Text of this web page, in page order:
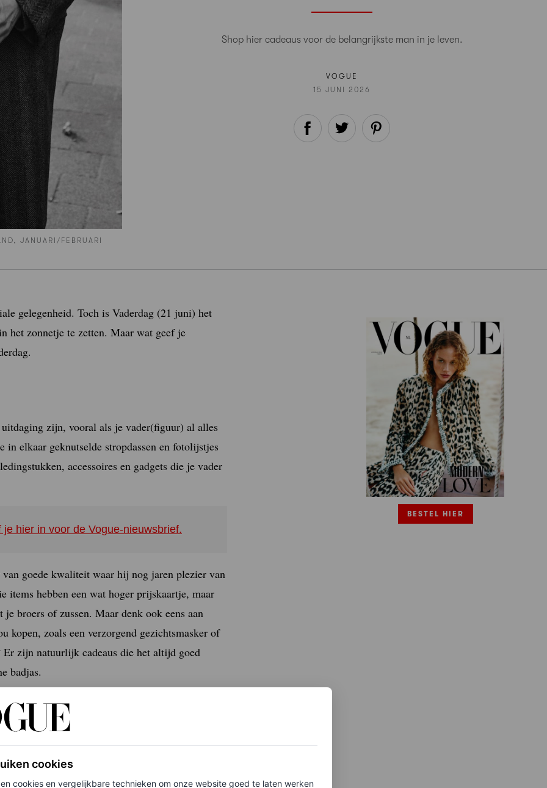
JANUARI/FEBRUARI
Shop hier cadeaus voor de belangrijkste man in je leven.
VOGUE
15 JUNI 2026
gelegenheid. Toch is Vaderdag (21 juni) het
het zonnetje te zetten. Maar wat geef je
zijn, vooral als je vader(figuur) al alles
in elkaar geknutselde stropdassen en fotolijstjes
accessoires en gadgets die je vader
hier in voor de Vogue-nieuwsbrief.
goede kwaliteit waar hij nog jaren plezier van
items hebben een wat hoger prijskaartje, maar
broers of zussen. Maar denk ook eens aan
kopen, zoals een verzorgend gezichtsmasker of
Er zijn natuurlijk cadeaus die het altijd goed
badjas.
en interesses van je vader of vaderfiguur past,
kan gebruiken, zetten we een aantal
BESTEL HIER
cookies
cookies en vergelijkbare technieken om onze website goed te laten werken